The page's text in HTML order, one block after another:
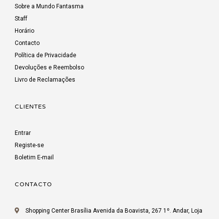
Sobre a Mundo Fantasma
Staff
Horário
Contacto
Política de Privacidade
Devoluções e Reembolso
Livro de Reclamações
CLIENTES
Entrar
Registe-se
Boletim E-mail
CONTACTO
Shopping Center Brasília Avenida da Boavista, 267 1º. Andar, Loja